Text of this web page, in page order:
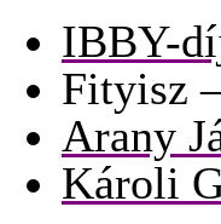
IBBY-
Fityisz
Arany
Károli